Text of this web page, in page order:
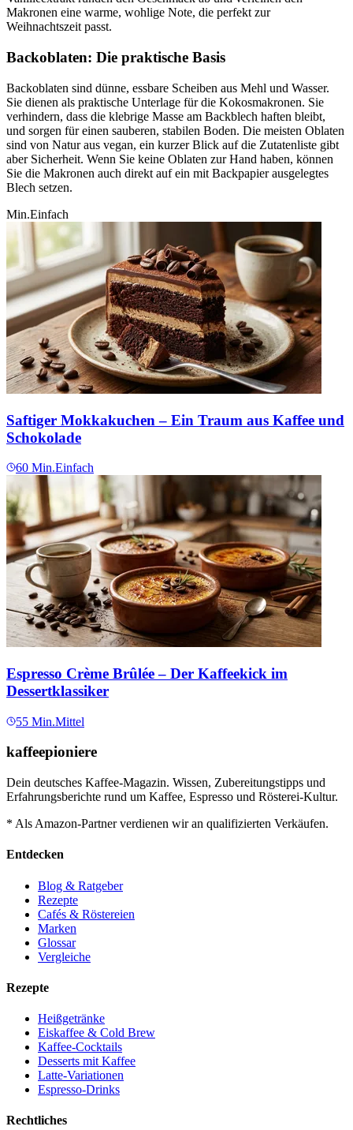
Makronen eine warme, wohlige Note, die perfekt zur
Weihnachtszeit passt.
Backoblaten: Die praktische Basis
Backoblaten sind dünne, essbare Scheiben aus Mehl und Wasser.
Sie dienen als praktische Unterlage für die Kokosmakronen. Sie
verhindern, dass die klebrige Masse am Backblech haften bleibt,
und sorgen für einen sauberen, stabilen Boden. Die meisten Oblaten
sind von Natur aus vegan, ein kurzer Blick auf die Zutatenliste gibt
aber Sicherheit. Wenn Sie keine Oblaten zur Hand haben, können
Sie die Makronen auch direkt auf ein mit Backpapier ausgelegtes
Blech setzen.
Min.Einfach
Saftiger Mokkakuchen – Ein Traum aus Kaffee und
Schokolade
60 Min.Einfach
Espresso Crème Brûlée – Der Kaffeekick im
Dessertklassiker
55 Min.Mittel
kaffeepioniere
Dein deutsches Kaffee-Magazin. Wissen, Zubereitungstipps und
Erfahrungsberichte rund um Kaffee, Espresso und Rösterei-Kultur.
* Als Amazon-Partner verdienen wir an qualifizierten Verkäufen.
Entdecken
Blog & Ratgeber
Rezepte
Cafés & Röstereien
Marken
Glossar
Vergleiche
Rezepte
Heißgetränke
Eiskaffee & Cold Brew
Kaffee-Cocktails
Desserts mit Kaffee
Latte-Variationen
Espresso-Drinks
Rechtliches